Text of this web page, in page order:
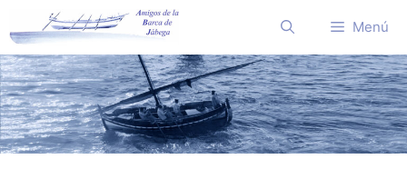
al
contenido
Menú